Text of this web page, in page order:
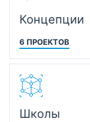
Концепции
6 ПРОЕКТОВ
Школы